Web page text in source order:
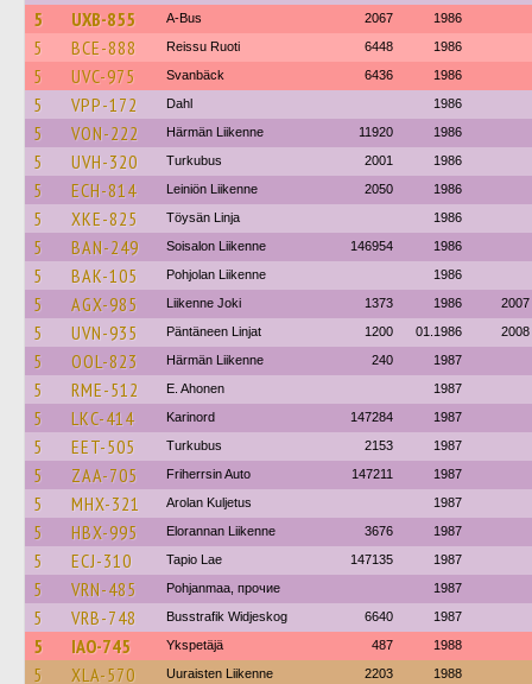
5 UXB-855 A-Bus 2067 1986
5 BCE-888 Reissu Ruoti 6448 1986
5 UVC-975 Svanbäck 6436 1986
5 VPP-172 Dahl 1986
5 VON-222 Härmän Liikenne 11920 1986
5 UVH-320 Turkubus 2001 1986
5 ECH-814 Leiniön Liikenne 2050 1986
5 XKE-825 Töysän Linja 1986
5 BAN-249 Soisalon Liikenne 146954 1986
5 BAK-105 Pohjolan Liikenne 1986
5 AGX-985 Liikenne Joki 1373 1986 2007
5 UVN-935 Päntäneen Linjat 1200 01.1986 2008
5 OOL-823 Härmän Liikenne 240 1987
5 RME-512 E. Ahonen 1987
5 LKC-414 Karinord 147284 1987
5 EET-505 Turkubus 2153 1987
5 ZAA-705 Friherrsin Auto 147211 1987
5 MHX-321 Arolan Kuljetus 1987
5 HBX-995 Elorannan Liikenne 3676 1987
5 ECJ-310 Tapio Lae 147135 1987
5 VRN-485 Pohjanmaa, прочие 1987
5 VRB-748 Busstrafik Widjeskog 6640 1987
5 IAO-745 Ykspetäjä 487 1988
5 XLA-570 Uuraisten Liikenne 2203 1988